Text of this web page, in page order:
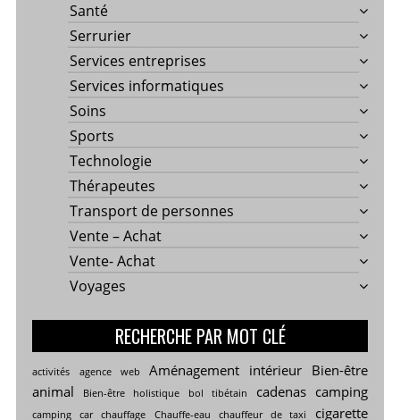
Santé
Serrurier
Services entreprises
Services informatiques
Soins
Sports
Technologie
Thérapeutes
Transport de personnes
Vente – Achat
Vente- Achat
Voyages
RECHERCHE PAR MOT CLÉ
activités agence web Aménagement intérieur Bien-être
animal
Bien-être holistique bol tibétain cadenas camping
camping car chauffage Chauffe-eau chauffeur de taxi
cigarette